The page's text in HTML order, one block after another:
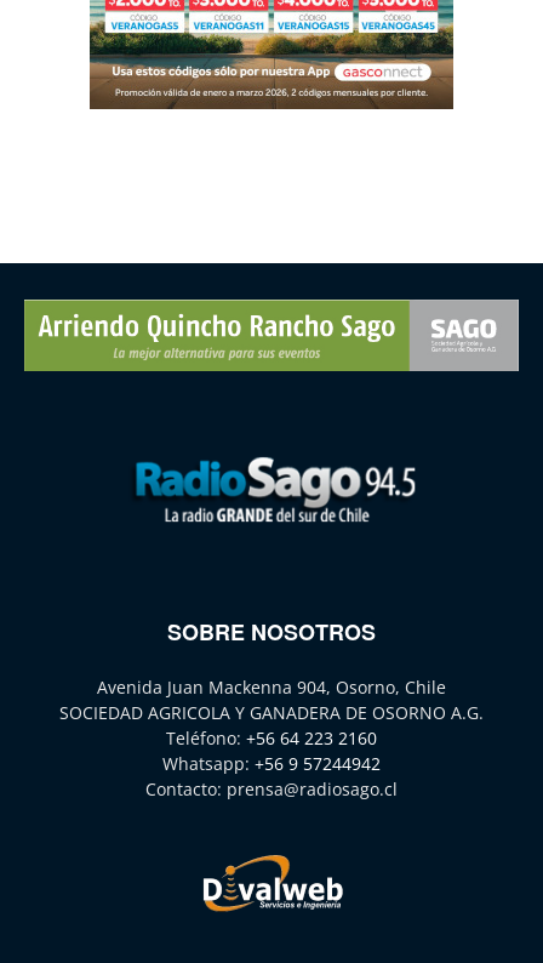
SOBRE NOSOTROS
Avenida Juan Mackenna 904, Osorno, Chile
SOCIEDAD AGRICOLA Y GANADERA DE OSORNO A.G.
Teléfono: +56 64 223 2160
Whatsapp: +56 9 57244942
Contacto: prensa@radiosago.cl